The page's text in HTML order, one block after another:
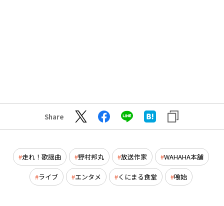
Share
走れ！歌謡曲 野村邦丸 放送作家 WAHAHA本舗
ライブ エンタメ くにまる食堂 喰始